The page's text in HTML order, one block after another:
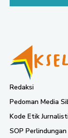
Redaksi
Pedoman Media
Kode Etik
SOP